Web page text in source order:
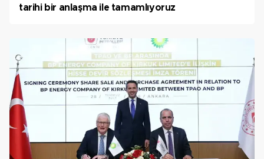
tarihi bir anlaşma ile tamamlıyoruz